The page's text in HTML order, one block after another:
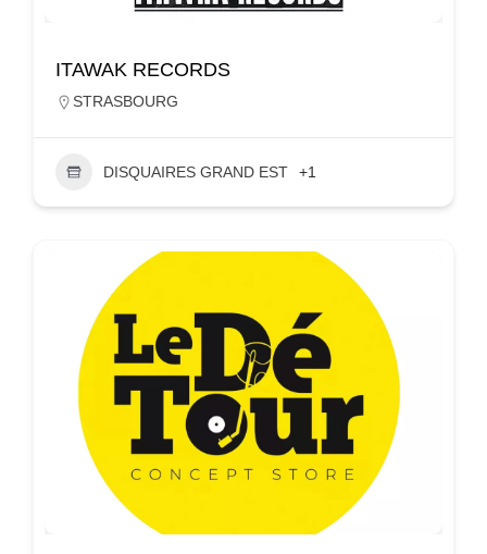
ITAWAK RECORDS
STRASBOURG
DISQUAIRES GRAND EST +1